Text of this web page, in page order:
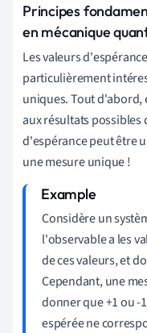
Principes
en mécanique
Les valeurs
particulièrement
uniques. Tout
aux résultats possibles
d'espérance peut être
une mesure unique !
Considère un
l'observable a les
de ces valeurs, et
Cependant, une
donner que +1 ou -
espérée ne